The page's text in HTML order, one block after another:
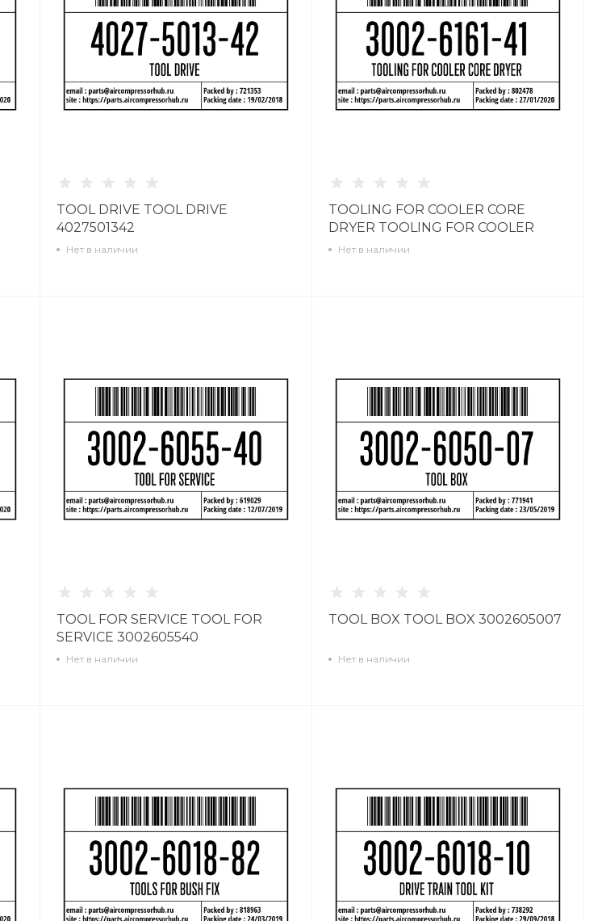
TOOL DRIVE TOOL DRIVE
4027501342
Нет в наличии
TOOLING FOR COOLER CORE
DRYER TOOLING FOR COOLER
CORE DRYER 3002616141
Нет в наличии
TOOL FOR SERVICE TOOL FOR
SERVICE 3002605540
Нет в наличии
TOOL BOX TOOL BOX 3002605007
Нет в наличии